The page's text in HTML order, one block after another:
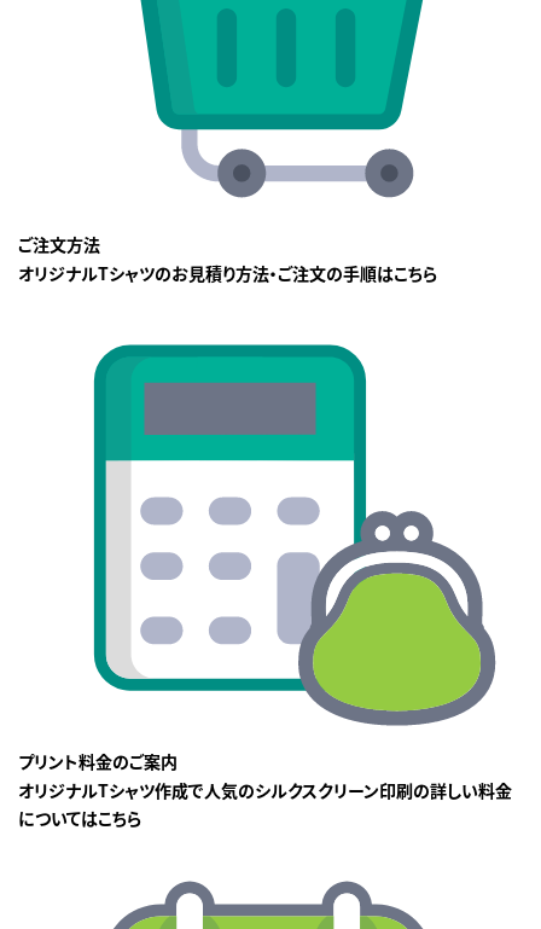
ご注文方法
オリジナルTシャツのお見積り方法・ご注文の手順はこちら
プリント料金のご案内
オリジナルTシャツ作成で人気のシルクスクリーン印刷の詳しい料金
についてはこちら